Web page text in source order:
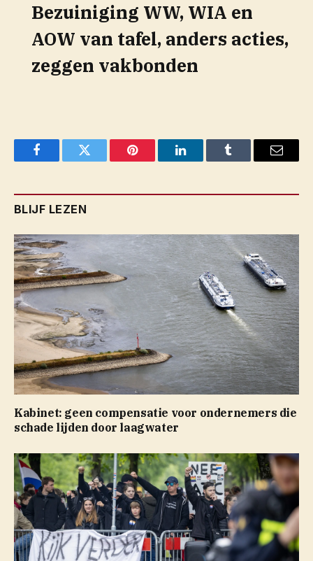
Bezuiniging WW, WIA en
AOW van tafel, anders acties,
zeggen vakbonden
FacebookTwitter Pinterest LinkedInTumblr Email
BLIJF LEZEN
Kabinet: geen compensatie voor ondernemers die
schade lijden door laagwater